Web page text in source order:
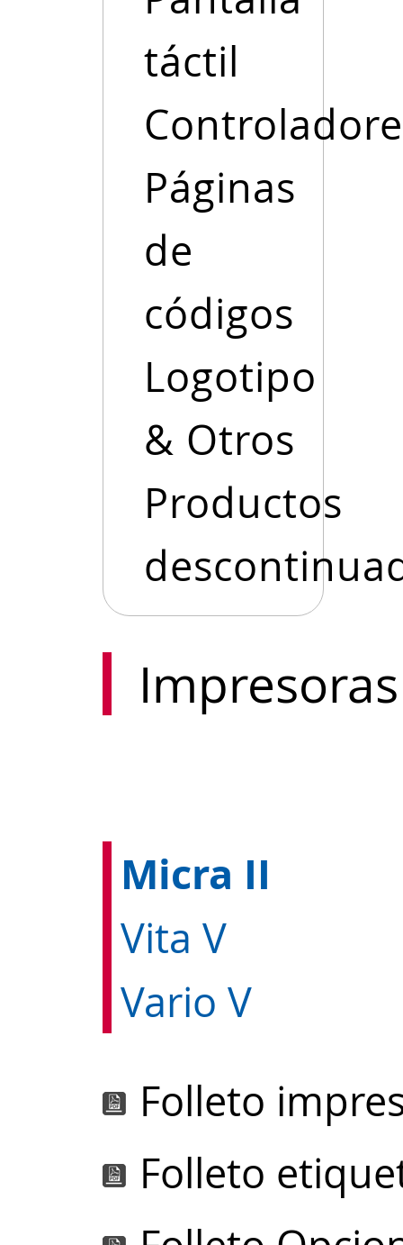
táctil
Páginas
de
códigos
Logotipo
& Otros
Productos
Micra II
Vita V
Vario V
Folleto
Folleto